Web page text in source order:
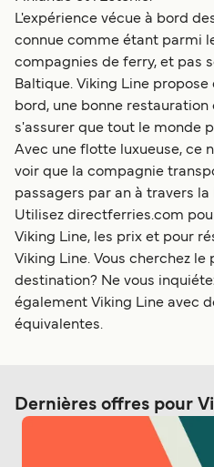
L'expérience vécue à bord
connue comme étant parmi
compagnies de ferry, et pas
Baltique. Viking Line
bord, une bonne
s'assurer que tout le monde
Avec une flotte luxueuse, ce
voir que la compagnie
passagers par an à travers la
Utilisez directferries.com
Viking Line, les prix et pour
Viking Line. Vous cherchez
destination? Ne vous
également Viking Line avec
équivalentes.
Dernières offres pour